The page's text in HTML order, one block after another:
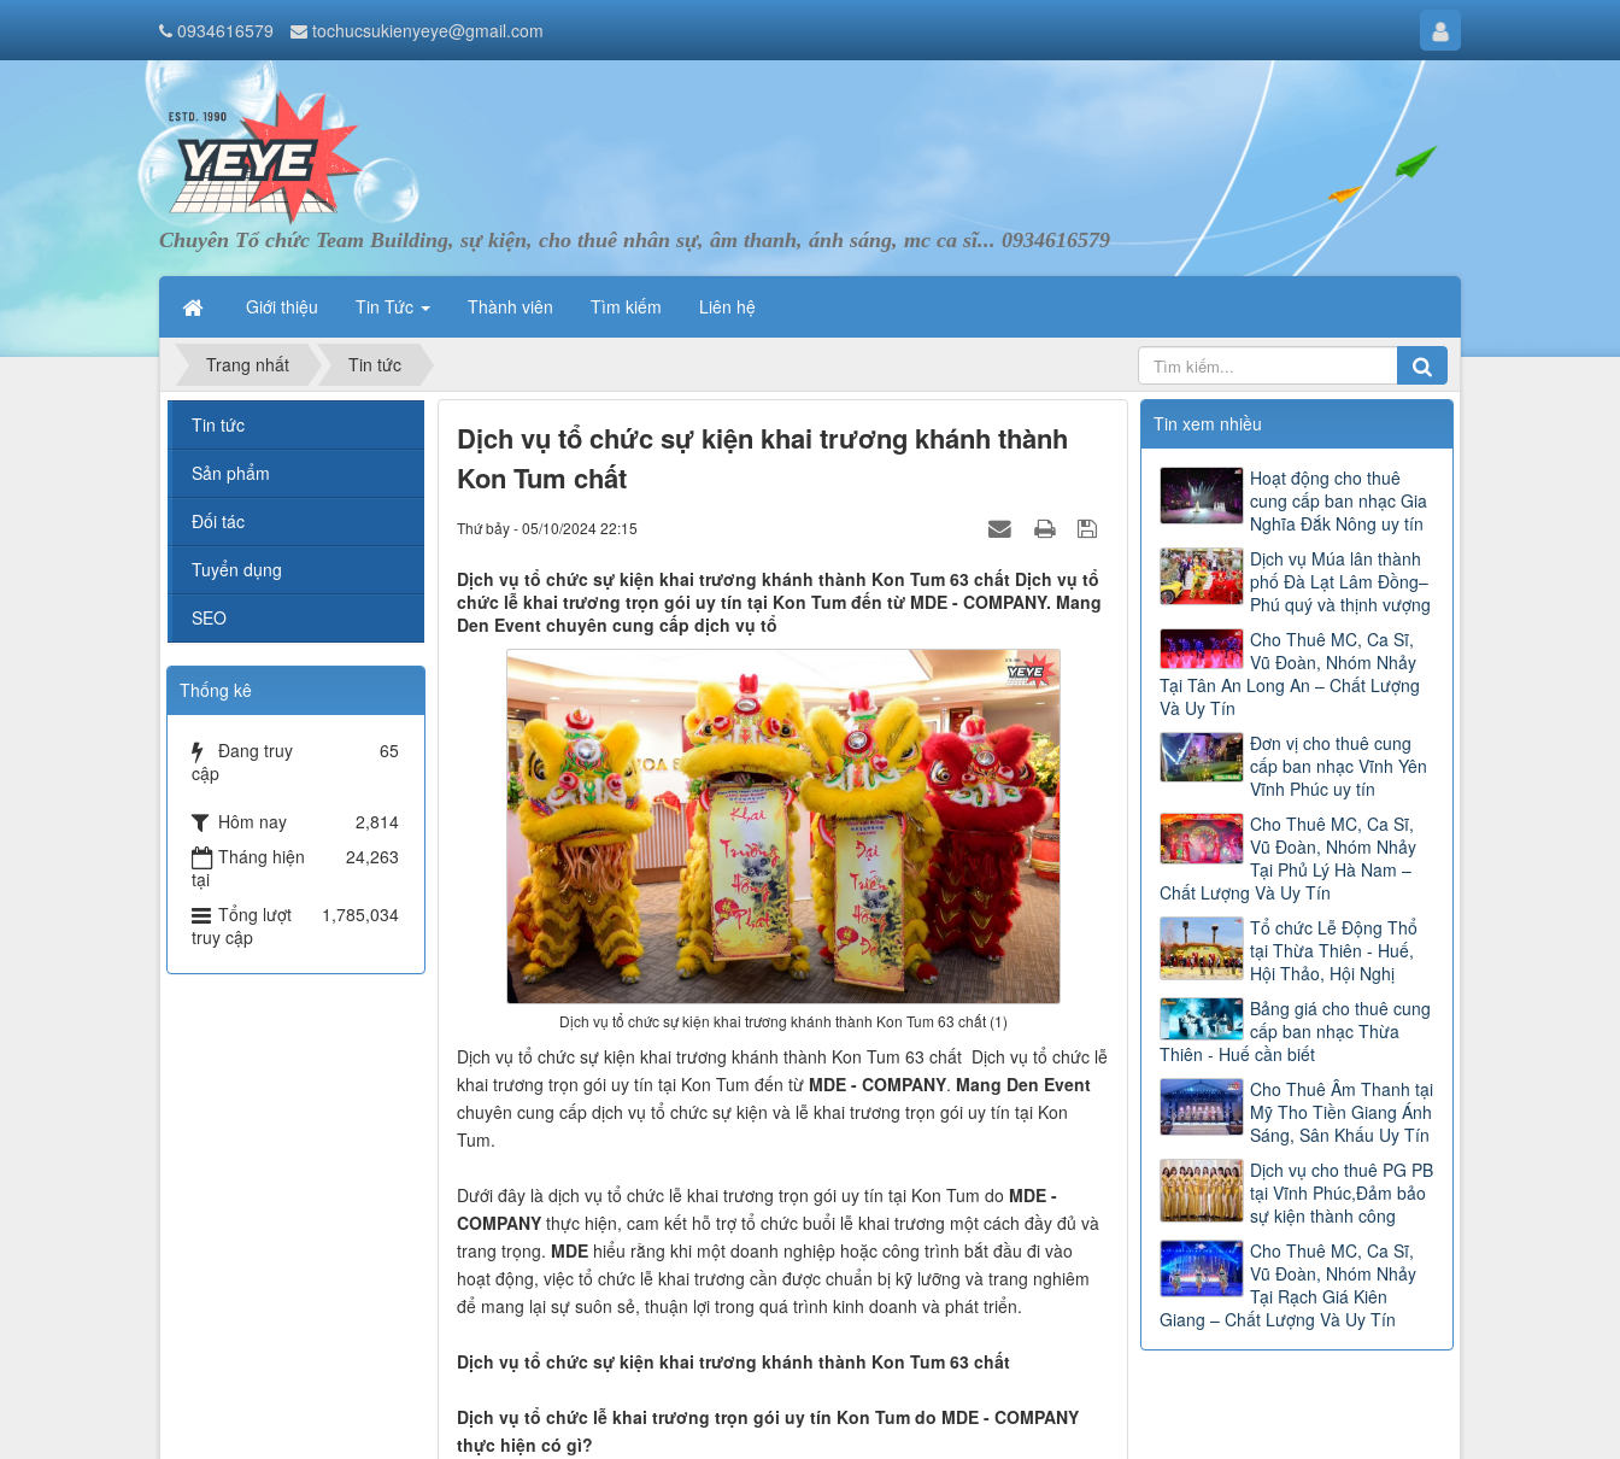
0934616579 tochucsukienyeye@gmail.com
Chuyên Tổ chức Team Building, sự kiện, cho thuê nhân sự, âm thanh, ánh sáng, mc ca sĩ... 0934616579
Giới thiệu Tin Tức Thành viên Tìm kiếm Liên hệ
Trang nhất Tin tức
Dịch vụ tổ chức sự kiện khai trương khánh thành
Kon Tum chất
Thứ bảy - 05/10/2024 22:15
Dịch vụ tổ chức sự kiện khai trương khánh thành Kon Tum 63 chất Dịch vụ tổ
chức lễ khai trương trọn gói uy tín tại Kon Tum đến từ MDE - COMPANY. Mang
Den Event chuyên cung cấp dịch vụ tổ
Dịch vụ tổ chức sự kiện khai trương khánh thành Kon Tum 63 chất (1)
Dịch vụ tổ chức sự kiện khai trương khánh thành Kon Tum 63 chất Dịch vụ tổ chức lễ
khai trương trọn gói uy tín tại Kon Tum đến từ MDE - COMPANY. Mang Den Event
chuyên cung cấp dịch vụ tổ chức sự kiện và lễ khai trương trọn gói uy tín tại Kon
Tum.
Dưới đây là dịch vụ tổ chức lễ khai trương trọn gói uy tín tại Kon Tum do MDE -
COMPANYthực hiện, cam kết hỗ trợ tổ chức buổi lễ khai trương một cách đầy đủ và
trang trọng. MDEhiểu rằng khi một doanh nghiệp hoặc công trình bắt đầu đi vào
hoạt động, việc tổ chức lễ khai trương cần được chuẩn bị kỹ lưỡng và trang nghiêm
để mang lại sự suôn sẻ, thuận lợi trong quá trình kinh doanh và phát triển.
Dịch vụ tổ chức sự kiện khai trương khánh thành Kon Tum 63 chất
Dịch vụ tổ chức lễ khai trương trọn gói uy tín Kon Tum do MDE - COMPANY
thực hiện có gì?
Tin xem nhiều
Hoạt động cho thuê
cung cấp ban nhạc Gia
Nghĩa Đắk Nông uy tín
Dịch vụ Múa lân thành
phố Đà Lạt Lâm Đồng–
Phú quý và thịnh vượng
Cho Thuê MC, Ca Sĩ,
Vũ Đoàn, Nhóm Nhảy
Tại Tân An Long An – Chất Lượng
Và Uy Tín
Đơn vị cho thuê cung
cấp ban nhạc Vĩnh Yên
Vĩnh Phúc uy tín
Cho Thuê MC, Ca Sĩ,
Vũ Đoàn, Nhóm Nhảy
Tại Phủ Lý Hà Nam –
Chất Lượng Và Uy Tín
Tổ chức Lễ Động Thổ
tại Thừa Thiên - Huế,
Hội Thảo, Hội Nghị
Bảng giá cho thuê cung
cấp ban nhạc Thừa
Thiên - Huế cần biết
Cho Thuê Âm Thanh tại
Mỹ Tho Tiền Giang Ánh
Sáng, Sân Khấu Uy Tín
Dịch vụ cho thuê PG PB
tại Vĩnh Phúc,Đảm bảo
sự kiện thành công
Cho Thuê MC, Ca Sĩ,
Vũ Đoàn, Nhóm Nhảy
Tại Rạch Giá Kiên
Giang – Chất Lượng Và Uy Tín
Tin tức
Sản phẩm
Đối tác
Tuyển dụng
SEO
Thống kê
Đang truy
cập
65
Hôm nay
2,814
Tháng hiện
tại
24,263
Tổng lượt
truy cập
1,785,034